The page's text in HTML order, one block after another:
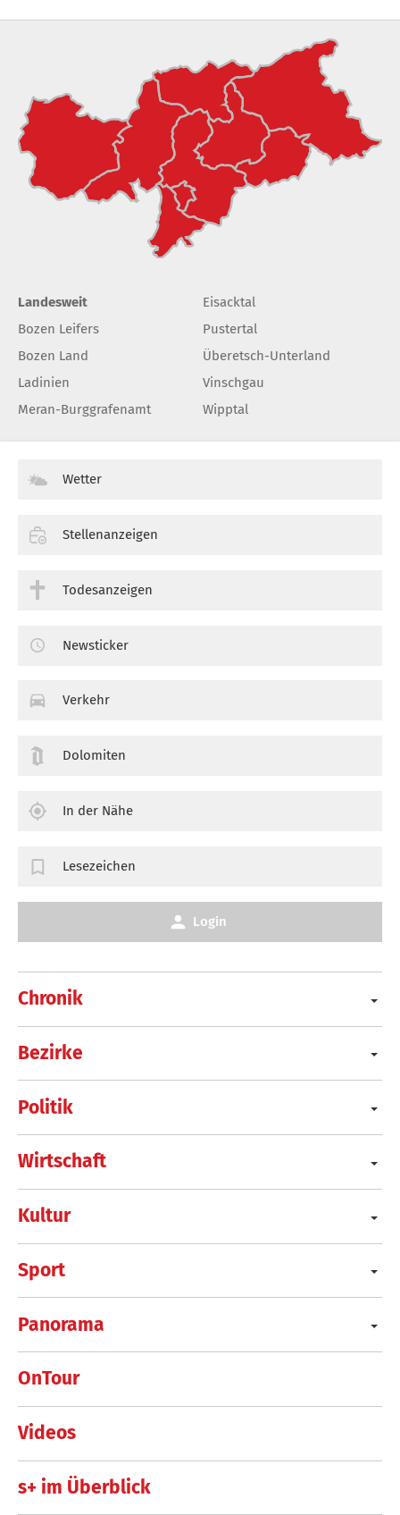
Landesweit
Bozen Leifers
Bozen Land
Ladinien
Meran-Burggrafenamt
Eisacktal
Pustertal
Überetsch-Unterland
Vinschgau
Wipptal
Chronik
Bezirke
Politik
Wirtschaft
Kultur
Sport
Panorama
OnTour
Videos
s+ im Überblick
Wetter
Stellenanzeigen
Todesanzeigen
Newsticker
Verkehr
Dolomiten
In der Nähe
Lesezeichen
Login